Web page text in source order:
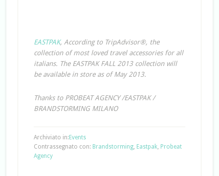
EASTPAK, According to TripAdvisor®, the
collection of most loved travel accessories for all
italians. The EASTPAK FALL 2013 collection will
be available in store as of May 2013.
Thanks to PROBEAT AGENCY /EASTPAK /
BRANDSTORMING MILANO
Archiviato in: Events
Contrassegnato con: Brandstorming, Eastpak, Probeat
Agency